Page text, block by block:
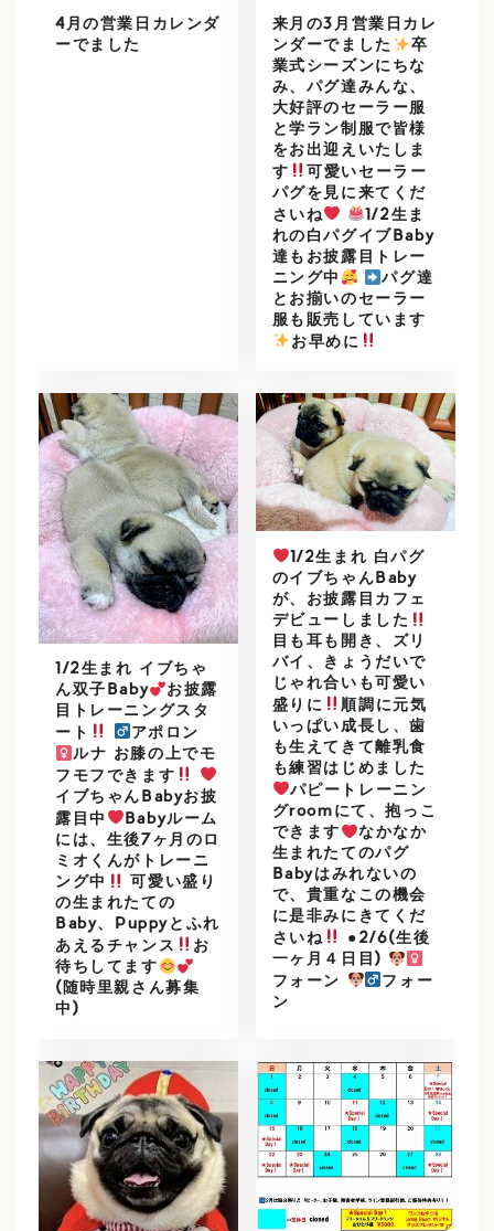
4月の営業日カレンダ
ーでました
来月の3月営業日カレ
ンダーでました
️卒
業式シーズンにちな
み、パグ達みんな、
大好評のセーラー服
と学ラン制服で皆様
をお出迎えいたしま
す
可愛いセーラー
パグを見に来てくだ
さいね
1/2生ま
れの白パグイブBaby
達もお披露目トレー
ニング中
パグ達
とお揃いのセーラー
服も販売しています
お早めに
1/2生まれ イブちゃ
ん双子Baby
お披露
目トレーニングスタ
ート
アポロン
ルナ お膝の上でモ
フモフできます
イブちゃんBabyお披
露目中
Babyルーム
には、生後7ヶ月のロ
ミオくんがトレーニ
ング中
可愛い盛り
の生まれたての
Baby、Puppyとふれ
あえるチャンス
お
待ちしてます
(随時里親さん募集
中)
1/2生まれ 白パグ
のイブちゃんBaby
が、お披露目カフェ
デビューしました
目も耳も開き、ズリ
バイ、きょうだいで
じゃれ合いも可愛い
盛りに
順調に元気
いっぱい成長し、歯
も生えてきて離乳食
も練習はじめました
パピートレーニン
グroomにて、抱っこ
できます
なかなか
生まれたてのパグ
Babyはみれないの
で、貴重なこの機会
に是非みにきてくだ
さいね
●2/6(生後
一ヶ月４日目)
フォーン
フォー
ン